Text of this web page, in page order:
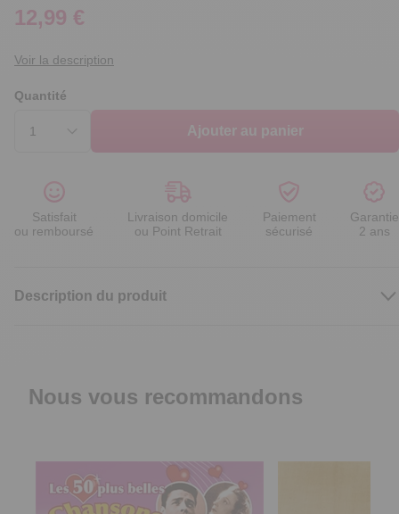
12,99 €
Voir la description
Quantité
Ajouter au panier
Satisfait
ou remboursé
Livraison domicile
ou Point Retrait
Paiement
sécurisé
Garantie
2 ans
Description du produit
Nous vous recommandons